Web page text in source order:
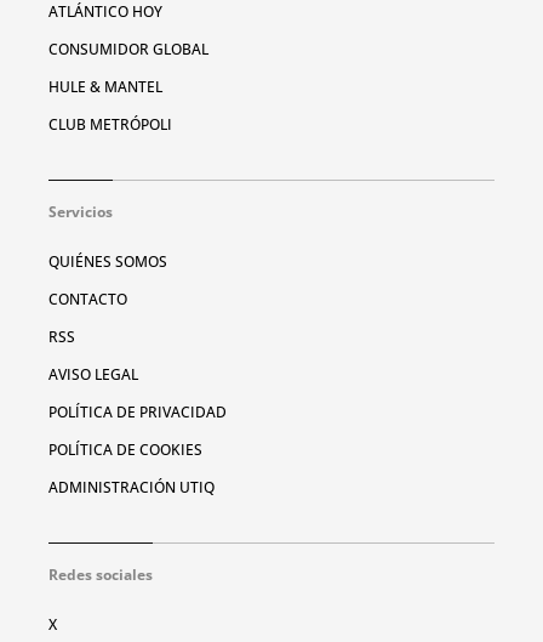
ATLÁNTICO HOY
CONSUMIDOR GLOBAL
HULE & MANTEL
CLUB METRÓPOLI
Servicios
QUIÉNES SOMOS
CONTACTO
RSS
AVISO LEGAL
POLÍTICA DE PRIVACIDAD
POLÍTICA DE COOKIES
ADMINISTRACIÓN UTIQ
Redes sociales
X